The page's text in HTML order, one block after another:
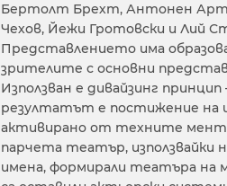
Бертолт Брехт, Антонен
Чехов, Йежи Гротовски и Лий
Представлението има
зрителите с основни
Използван е дивайзинг
резултатът е постижение на
активирано от техните
парчета театър, използвайки
имена, формирали театъра